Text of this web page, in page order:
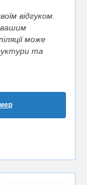
відгуком.
вашим
може
та